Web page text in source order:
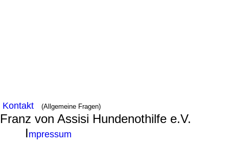
Kontakt (Allgemeine Fragen)
Franz von Assisi Hundenothilfe e.V.
Impressum